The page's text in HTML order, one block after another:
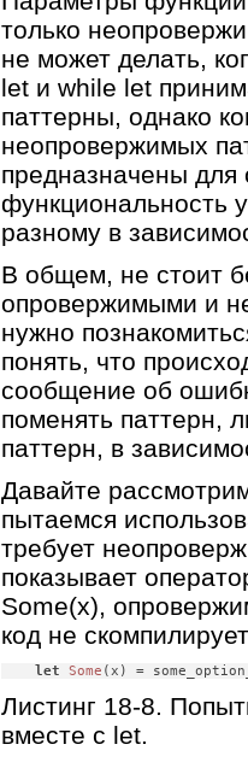
только
не может делать,
let и while let
паттерны, однако
неопровержимых
предназначены для
функциональность
разному в
В общем, не стоит
опровержимыми и
нужно
понять, что
сообщение об
поменять паттерн,
паттерн, в
Давайте
пытаемся
требует
показывает
Some(x),
код не
let Some (x) =
Листинг 18-8.
вместе с let.